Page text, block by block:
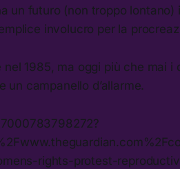
un futuro (non troppo lontano)
involucro per la
1985, ma oggi più che mai i
un campanello d’allarme.
rights-protest-